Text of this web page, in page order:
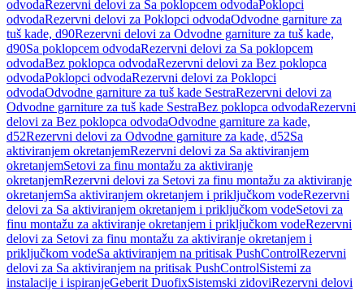
odvodaRezervni delovi za Sa poklopcem odvodaPoklopci
odvodaRezervni delovi za Poklopci odvodaOdvodne garniture za
tuš kade, d90Rezervni delovi za Odvodne garniture za tuš kade,
d90Sa poklopcem odvodaRezervni delovi za Sa poklopcem
odvodaBez poklopca odvodaRezervni delovi za Bez poklopca
odvodaPoklopci odvodaRezervni delovi za Poklopci
odvodaOdvodne garniture za tuš kade SestraRezervni delovi za
Odvodne garniture za tuš kade SestraBez poklopca odvodaRezervni
delovi za Bez poklopca odvodaOdvodne garniture za kade,
d52Rezervni delovi za Odvodne garniture za kade, d52Sa
aktiviranjem okretanjemRezervni delovi za Sa aktiviranjem
okretanjemSetovi za finu montažu za aktiviranje
okretanjemRezervni delovi za Setovi za finu montažu za aktiviranje
okretanjemSa aktiviranjem okretanjem i priključkom vodeRezervni
delovi za Sa aktiviranjem okretanjem i priključkom vodeSetovi za
finu montažu za aktiviranje okretanjem i priključkom vodeRezervni
delovi za Setovi za finu montažu za aktiviranje okretanjem i
priključkom vodeSa aktiviranjem na pritisak PushControlRezervni
delovi za Sa aktiviranjem na pritisak PushControlSistemi za
instalacije i ispiranjeGeberit DuofixSistemski zidoviRezervni delovi